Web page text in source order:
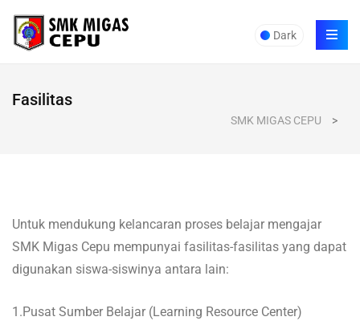
Dark
Fasilitas
SMK MIGAS CEPU >
Untuk mendukung kelancaran proses belajar mengajar
SMK Migas Cepu mempunyai fasilitas-fasilitas yang dapat
digunakan siswa-siswinya antara lain:
1.Pusat Sumber Belajar (Learning Resource Center)